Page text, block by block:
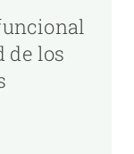
de los